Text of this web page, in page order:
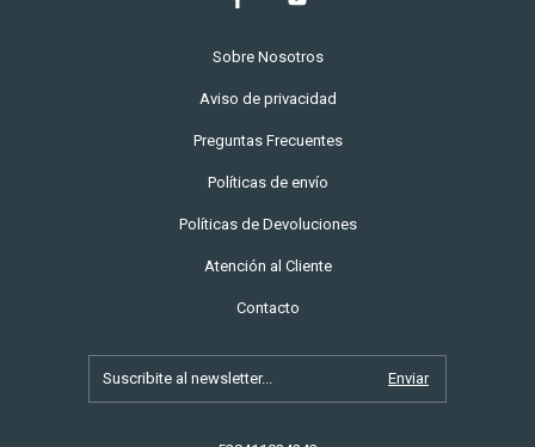
Sobre Nosotros
Aviso de privacidad
Preguntas Frecuentes
Políticas de envío
Políticas de Devoluciones
Atención al Cliente
Contacto